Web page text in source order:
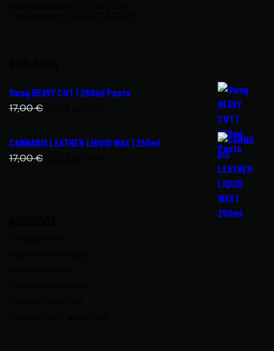
Swag HEAVY CUT | 250ml Pasta
17,00€
CANNABIS LEATHER LIQUID WAX | 250ml
17,00€